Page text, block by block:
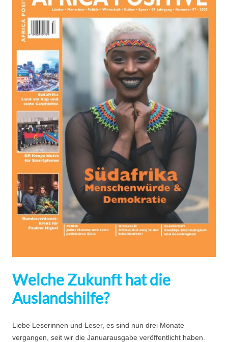
Welche Zukunft hat die
Auslandshilfe?
Liebe Leserinnen und Leser, es sind nun drei Monate
vergangen, seit wir die Januarausgabe veröffentlicht haben.